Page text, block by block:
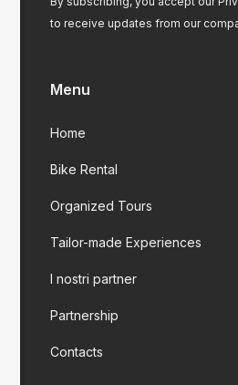
to receive updates from our
Menu
Home
Bike Rental
Organized Tours
Tailor-made Experiences
I nostri partner
Partnership
Contacts